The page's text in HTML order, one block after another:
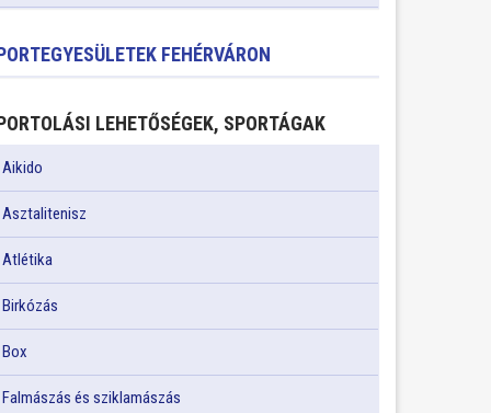
FEHÉRVÁRON
LEHETŐSÉGEK, SPORTÁGAK
Aikido
Asztalitenisz
Atlétika
Birkózás
Box
Falmászás és sziklamászás